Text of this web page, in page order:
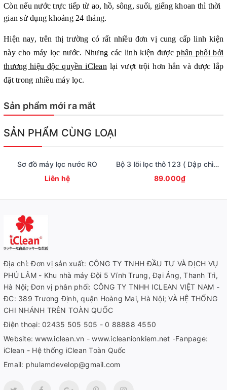
Còn nếu nước trực tiếp từ ao, hồ, sông, suối, giếng khoan thì thời
gian sử dụng khoảng 24 tháng.
Hiện nay, trên thị trường có rất nhiều đơn vị cung cấp linh kiện
này cho máy lọc nước. Nhưng các linh kiện đượcphân phối bởi
thương hiệu độc quyền iClean lại vượt trội hơn hẳn và được lắp
đặt trong nhiều máy lọc.
Sản phẩm mới ra mắt
SẢN PHẨM CÙNG LOẠI
Sơ đồ máy lọc nước RO
Liên hệ
Bộ 3 lõi lọc thô 123 ( Dập chìm thương hiệu iClean)
89.000₫
Địa chỉ: Đơn vị sản xuất: CÔNG TY TNHH ĐẦU TƯ VÀ DỊCH VỤ
PHÚ LÂM - Khu nhà máy Đội 5 Vĩnh Trung, Đại Áng, Thanh Trì,
Hà Nội; Đơn vị phân phối: CÔNG TY TNHH ICLEAN VIỆT NAM -
ĐC: 389 Trương Định, quận Hoàng Mai, Hà Nội; VÀ HỆ THỐNG
CHI NHÁNH TRÊN TOÀN QUỐC
Điện thoại: 02435 505 505 - 0 88888 4550
Website:www.iclean.vn - www.icleanionkiem.net -Fanpage:
iClean - Hệ thống iClean Toàn Quốc
Email: phulamdevelop@gmail.com